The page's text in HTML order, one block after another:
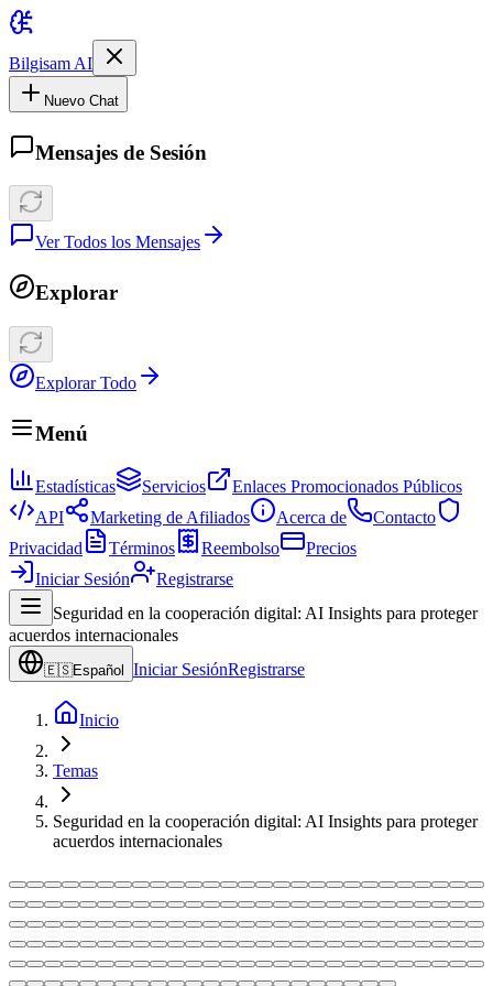
Bilgisam AI
Nuevo Chat
Mensajes de Sesión
Ver Todos los Mensajes
Explorar
Explorar Todo
Menú
Estadísticas Servicios
Enlaces Promocionados Públicos
API
Marketing de Afiliados Acerca de
Contacto
Privacidad
Términos Reembolso
Precios
Iniciar Sesión
Registrarse
Seguridad en la cooperación digital: AI Insights para proteger
acuerdos internacionales
🇪🇸Español Iniciar SesiónRegistrarse
Inicio
Temas
Seguridad en la cooperación digital: AI Insights para proteger
acuerdos internacionales